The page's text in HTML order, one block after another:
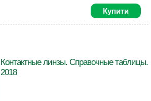
Купити
Контактные линзы. Справочные таблицы.
2018